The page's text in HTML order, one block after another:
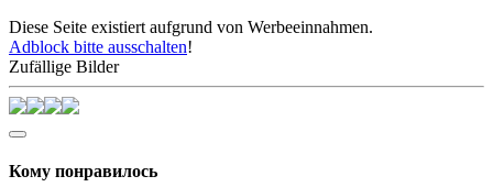
Diese Seite existiert aufgrund von Werbeeinnahmen.
Adblock bitte ausschalten!
Zufällige Bilder
Кому понравилось